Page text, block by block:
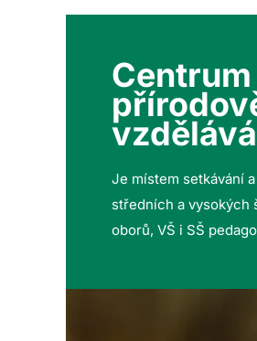
Je místem setkávání
středních a vysokých
oborů, VŠ i SŠ